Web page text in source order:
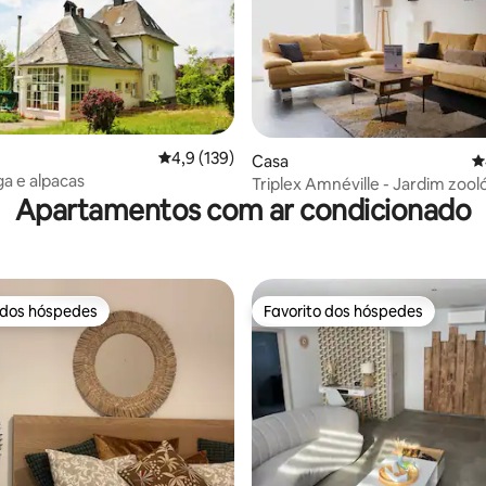
em 5 estrelas, 22avaliaçõesClassificação média de 4,9 em 5 estrelas,
4,9 (139)
e alpacas
Casa
Triplex Amnéville - Jardim
concertos e termas a pé
Apartamentos com ar condicionado
hóspedes
hóspedes Favorito dos hóspedes
Favorito dos hóspedes